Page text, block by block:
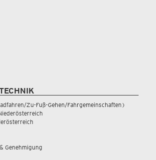
Zu-Fuß-Gehen/Fahrgemeinschaften)
Genehmigung